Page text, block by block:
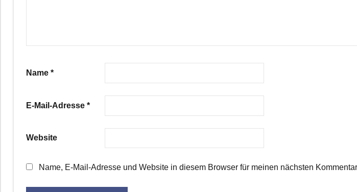
Name *
E-Mail-Adresse *
Website
Name, E-Mail-Adresse und Website in diesem Browser für meinen nächsten